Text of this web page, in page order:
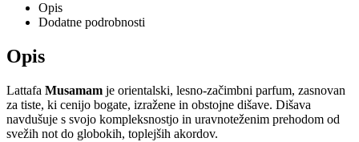
Opis
Dodatne podrobnosti
Opis
Lattafa Musamam je orientalski, lesno-začimbni parfum, zasnovan
za tiste, ki cenijo bogate, izražene in obstojne dišave. Dišava
navdušuje s svojo kompleksnostjo in uravnoteženim prehodom od
svežih not do globokih, toplejših akordov.